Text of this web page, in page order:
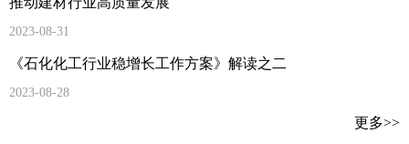
更多>>
2023-08-31
《石化化工行业稳增长工作方案》解读之二
2023-08-28